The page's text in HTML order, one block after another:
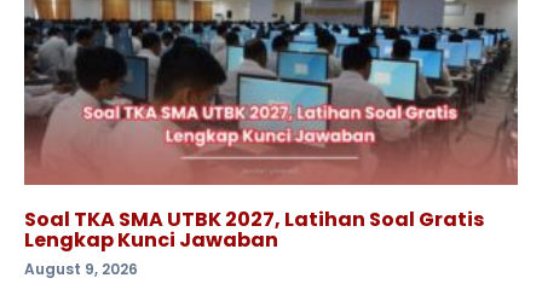
Soal TKA SMA UTBK 2027, Latihan Soal Gratis
Lengkap Kunci Jawaban
August 9, 2026